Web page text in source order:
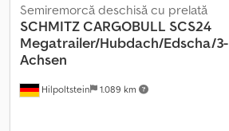
Hilpoltstein 1.089 km
Semiremorcă deschisă cu prelată
SCHMITZ CARGOBULL SCS24
Megatrailer/Hubdach/Edscha/3-
Achsen